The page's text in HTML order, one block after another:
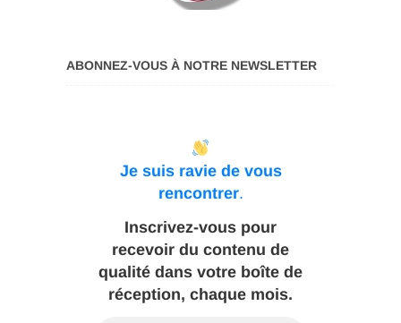
ABONNEZ-VOUS À NOTRE NEWSLETTER
Je suis ravie de vous
rencontrer.
Inscrivez-vous pour
recevoir du contenu de
qualité dans votre boîte de
réception, chaque mois.